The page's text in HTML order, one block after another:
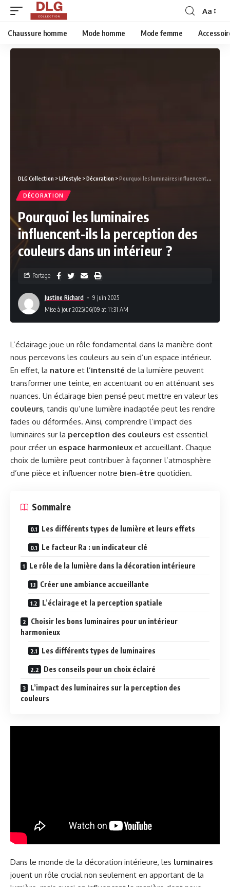
Aa
Chaussure homme Mode homme Mode femme
DLG Collection >Lifestyle >Décoration >Pourquoi les luminaires influencent-ils la perception des couleurs dans un intérieur ?
DÉCORATION
Pourquoi les luminaires
influencent-ils la perception des
couleurs dans un intérieur ?
Justine Richard
9 juin 2025
Mise à jour 2025/06/09 at 11:31 AM
Partage
L’éclairage joue un rôle fondamental dans la manière dont
nous percevons les couleurs au sein d’un espace intérieur.
En effet, la nature et l’intensité de la lumière peuvent
transformer une teinte, en accentuant ou en atténuant ses
nuances. Un éclairage bien pensé peut mettre en valeur les
couleurs, tandis qu’une lumière inadaptée peut les rendre
fades ou déformées. Ainsi, comprendre l’impact des
luminaires sur la perception des couleurs est essentiel
pour créer un espace harmonieux et accueillant. Chaque
choix de lumière peut contribuer à façonner l’atmosphère
d’une pièce et influencer notre bien-être quotidien.
Sommaire
Les différents types de lumière et leurs effets
Le facteur Ra : un indicateur clé
Le rôle de la lumière dans la décoration intérieure
Créer une ambiance accueillante
L’éclairage et la perception spatiale
Choisir les bons luminaires pour un intérieur
harmonieux
Les différents types de luminaires
Des conseils pour un choix éclairé
L’impact des luminaires sur la perception des
couleurs
Dans le monde de la décoration intérieure, les luminaires
jouent un rôle crucial non seulement en apportant de la